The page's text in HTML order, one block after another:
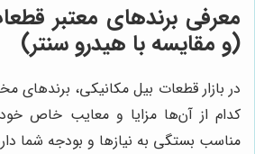
معرفی برندهای معتبر
(و مقایسه با هیدرو سنتر)
در بازار قطعات بیل مکانیکی، برندهای
کدام از آن‌ها مزایا و معایب خاص خود
مناسب بستگی به نیازها و بودجه شما